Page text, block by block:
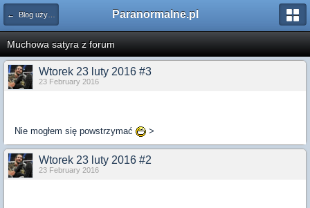
← Blog użytkowników Paranormalne.pl
Muchowa satyra z forum
Wtorek 23 luty 2016 #3
23 February 2016
Nie mogłem się powstrzymać >
Wtorek 23 luty 2016 #2
23 February 2016